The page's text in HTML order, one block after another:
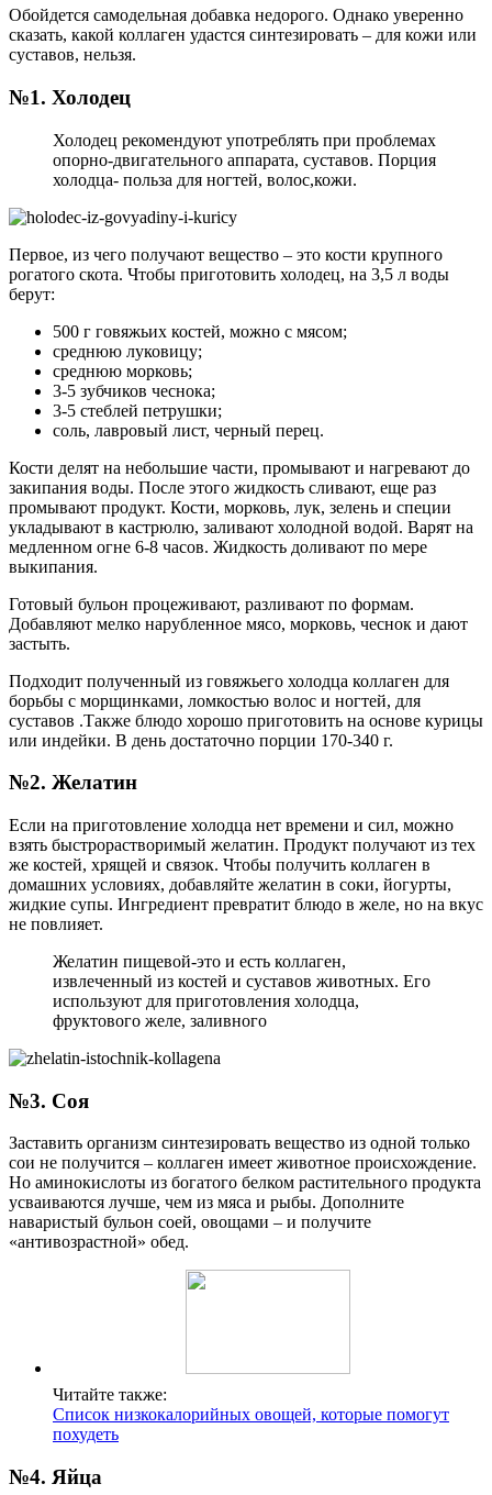
Обойдется самодельная добавка недорого. Однако уверенно
сказать, какой коллаген удастся синтезировать – для кожи или
суставов, нельзя.
№1. Холодец
Холодец рекомендуют употреблять при проблемах
опорно-двигательного аппарата, суставов. Порция
холодца- польза для ногтей, волос,кожи.
Первое, из чего получают вещество – это кости крупного
рогатого скота. Чтобы приготовить холодец, на 3,5 л воды
берут:
500 г говяжьих костей, можно с мясом;
среднюю луковицу;
среднюю морковь;
3-5 зубчиков чеснока;
3-5 стеблей петрушки;
соль, лавровый лист, черный перец.
Кости делят на небольшие части, промывают и нагревают до
закипания воды. После этого жидкость сливают, еще раз
промывают продукт. Кости, морковь, лук, зелень и специи
укладывают в кастрюлю, заливают холодной водой. Варят на
медленном огне 6-8 часов. Жидкость доливают по мере
выкипания.
Готовый бульон процеживают, разливают по формам.
Добавляют мелко нарубленное мясо, морковь, чеснок и дают
застыть.
Подходит полученный из говяжьего холодца коллаген для
борьбы с морщинками, ломкостью волос и ногтей, для
суставов .Также блюдо хорошо приготовить на основе курицы
или индейки. В день достаточно порции 170-340 г.
№2. Желатин
Если на приготовление холодца нет времени и сил, можно
взять быстрорастворимый желатин. Продукт получают из тех
же костей, хрящей и связок. Чтобы получить коллаген в
домашних условиях, добавляйте желатин в соки, йогурты,
жидкие супы. Ингредиент превратит блюдо в желе, но на вкус
не повлияет.
Желатин пищевой-это и есть коллаген,
извлеченный из костей и суставов животных. Его
используют для приготовления холодца,
фруктового желе, заливного
№3. Соя
Заставить организм синтезировать вещество из одной только
сои не получится – коллаген имеет животное происхождение.
Но аминокислоты из богатого белком растительного продукта
усваиваются лучше, чем из мяса и рыбы. Дополните
наваристый бульон соей, овощами – и получите
«антивозрастной» обед.
Читайте также:
Список низкокалорийных овощей, которые помогут
похудеть
№4. Яйца